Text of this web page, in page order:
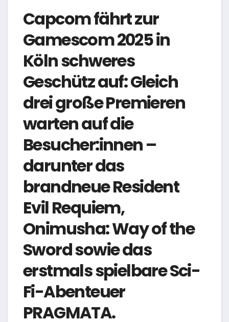
Capcom fährt zur
Gamescom 2025 in
Köln schweres
Geschütz auf: Gleich
drei große Premieren
warten auf die
Besucher:innen –
darunter das
brandneue Resident
Evil Requiem,
Onimusha: Way of the
Sword sowie das
erstmals spielbare Sci-
Fi-Abenteuer
PRAGMATA.